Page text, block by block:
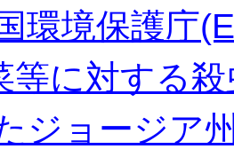
環境保護庁
等に対する
ジョージア